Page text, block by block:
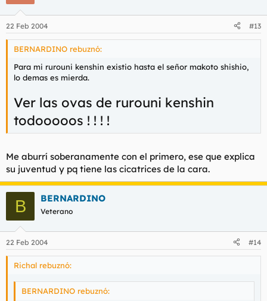
22 Feb 2004 #13
BERNARDINO rebuznó:
Para mi rurouni kenshin existio hasta el señor makoto shishio,
lo demas es mierda.
Ver las ovas de rurouni kenshin
todooooos ! ! ! !
Me aburrí soberanamente con el primero, ese que explica
su juventud y pq tiene las cicatrices de la cara.
B BERNARDINO
Veterano
22 Feb 2004 #14
Richal rebuznó:
BERNARDINO rebuznó: